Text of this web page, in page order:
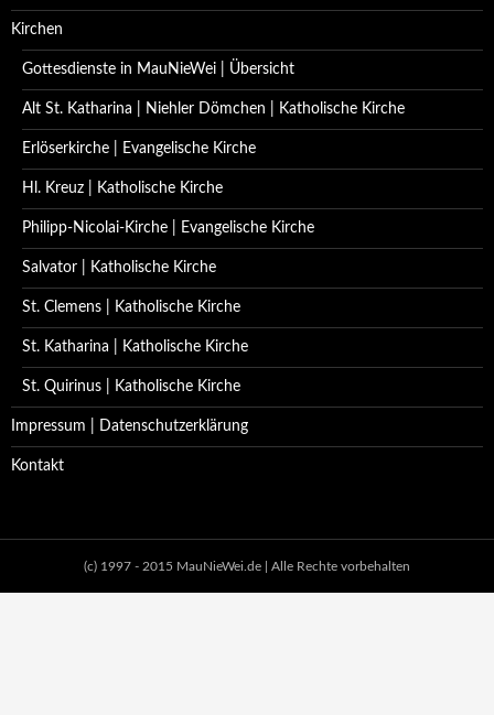
Kirchen
Gottesdienste in MauNieWei | Übersicht
Alt St. Katharina | Niehler Dömchen | Katholische Kirche
Erlöserkirche | Evangelische Kirche
Hl. Kreuz | Katholische Kirche
Philipp-Nicolai-Kirche | Evangelische Kirche
Salvator | Katholische Kirche
St. Clemens | Katholische Kirche
St. Katharina | Katholische Kirche
St. Quirinus | Katholische Kirche
Impressum | Datenschutzerklärung
Kontakt
(c) 1997 - 2015 MauNieWei.de | Alle Rechte vorbehalten